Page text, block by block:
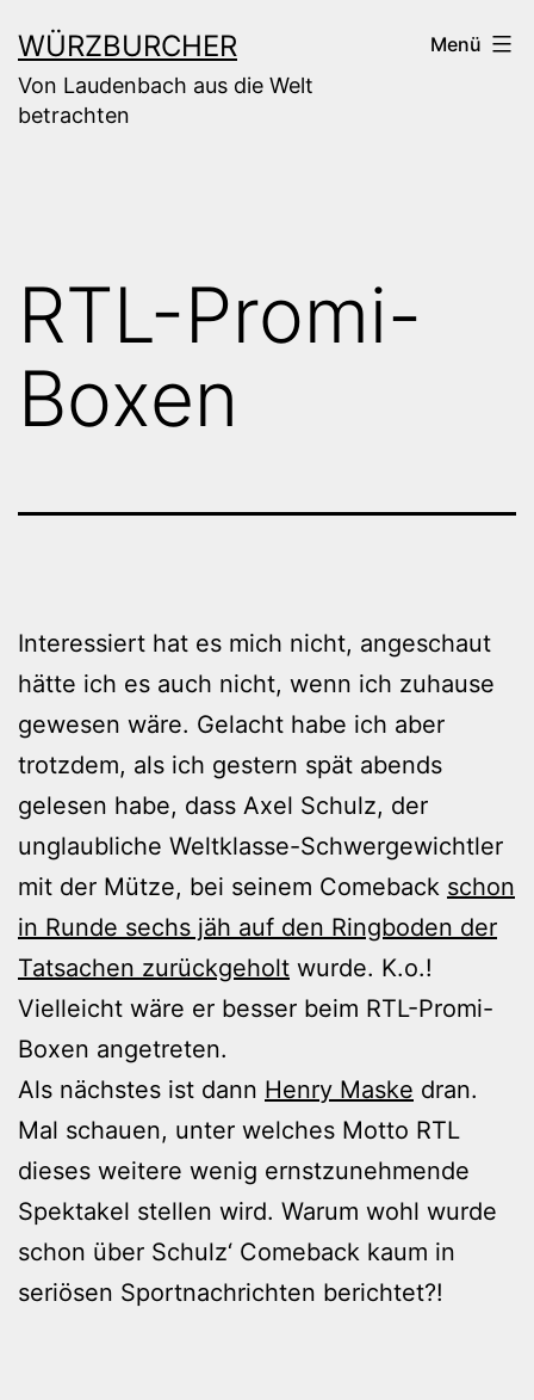
Inhalt
springen
WÜRZBURCHER
Von Laudenbach aus die Welt
betrachten
Menü
RTL-Promi-
Boxen
Interessiert hat es mich nicht, angeschaut
hätte ich es auch nicht, wenn ich zuhause
gewesen wäre. Gelacht habe ich aber
trotzdem, als ich gestern spät abends
gelesen habe, dass Axel Schulz, der
unglaubliche Weltklasse-Schwergewichtler
mit der Mütze, bei seinem Comeback schon
in Runde sechs jäh auf den Ringboden der
Tatsachen zurückgeholt wurde. K.o.!
Vielleicht wäre er besser beim RTL-Promi-
Boxen angetreten.
Als nächstes ist dann Henry Maske dran.
Mal schauen, unter welches Motto RTL
dieses weitere wenig ernstzunehmende
Spektakel stellen wird. Warum wohl wurde
schon über Schulz‘ Comeback kaum in
seriösen Sportnachrichten berichtet?!